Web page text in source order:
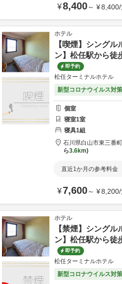
¥8,400～ ¥8,400/
ホテル
【喫煙】シング
ン】松任駅から徒
即予約
松任ターミナルホテル
新型コロナウイルス対
個室
寝室1室
寝具1組
石川県白山市東三番
ら3.6km
直近1か月の参考料金
¥7,600～ ¥8,200/
ホテル
【禁煙】シング
ン】松任駅から徒
即予約
松任ターミナルホテル
新型コロナウイルス対